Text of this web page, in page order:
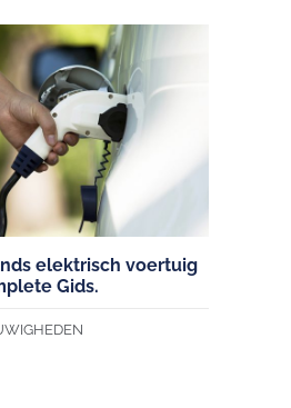
elektrisch voertuig
Gids.